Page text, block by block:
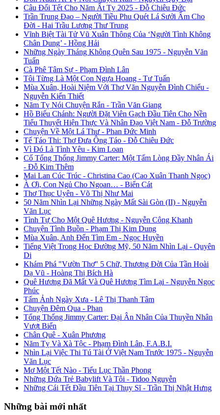
Câu Đối Tết Cho Năm Ất Tỵ 2025 - Đỗ Chiêu Đức
Trần Trung Đạo – Người Tiều Phu Quét Lá Sưởi Ấm Cho
Đời - Hai Trầu Lương Thư Trung
Vĩnh Biệt Tài Tử Vũ Xuân Thông Của ‘Người Tình Không
Chân Dung’ - Hồng Hải
Những Ngày Tháng Không Quên Sau 1975 - Nguyễn Văn
Tuấn
Cà Phê Tâm Sự - Phạm Đình Lân
Tôi Từng Là Một Con Ngựa Hoang - Tư Tuấn
Mùa Xuân, Hoài Niệm Với Thơ Văn Nguyễn Đình Chiểu -
Nguyễn Kiến Thiết
Năm Tỵ Nói Chuyện Rắn - Trần Văn Giang
Hồ Biểu Chánh: Người Đặt Viên Gạch Đầu Tiên Cho Nền
Tiểu Thuyết Hiện Thực Và Nhân Đạo Việt Nam - Đỗ Trường
Chuyện Về Một Lá Thư - Phan Đức Minh
Tế Táo Thi: Thơ Đưa Ông Táo - Đỗ Chiêu Đức
Vì Đó Là Tình Yêu - Kim Loan
Cố Tổng Thống Jimmy Carter: Một Tấm Lòng Đầy Nhân Ái
- Đỗ Kim Thêm
Mai Lan Cúc Trúc - Christina Cao (Cao Xuân Thanh Ngọc)
À Ơi, Con Ngủ Cho Ngoan… - Biển Cát
Thơ Thục Uyên - Võ Thị Như Mai
50 Năm Nhìn Lại Những Ngày Mất Sài Gòn (II) - Nguyễn
Văn Lục
Tình Tự Cho Một Quê Hương - Nguyễn Công Khanh
Chuyện Tình Buồn - Phạm Thị Kim Dung
Mùa Xuân, Anh Đến Tìm Em - Ngọc Huyền
Tiếng Việt Trong Học Đường Mỹ, 50 Năm Nhìn Lại - Quyên
Di
Khám Phá "Vườn Thơ" 5 Chữ, Thương Đời Của Tần Hoài
Dạ Vũ - Hoàng Thị Bích Hà
Quê Hương Đã Mất Và Quê Hương Tìm Lại - Nguyễn Ngọc
Phúc
Tấm Ảnh Ngày Xưa - Lê Thị Thanh Tâm
Chuyện Đêm Qua - Phan
Tổng Thống Jimmy Carter: Đại Ân Nhân Của Thuyền Nhân
Vượt Biển
Chân Quê - Xuân Phương
Năm Tỵ Và Xà Tộc - Phạm Đình Lân, F.A.B.I.
Nhìn Lại Việc Thi Tú Tài Ở Việt Nam Trước 1975 - Nguyễn
Văn Lục
Mơ Một Tết Nào - Tiểu Lục Thần Phong
Những Đứa Trẻ Babylift Và Tôi - Tidoo Nguyễn
Những Cái Tết Đầu Tiên Tại Thụy Sĩ - Trần Thị Nhật Hưng
Những bài mới nhất